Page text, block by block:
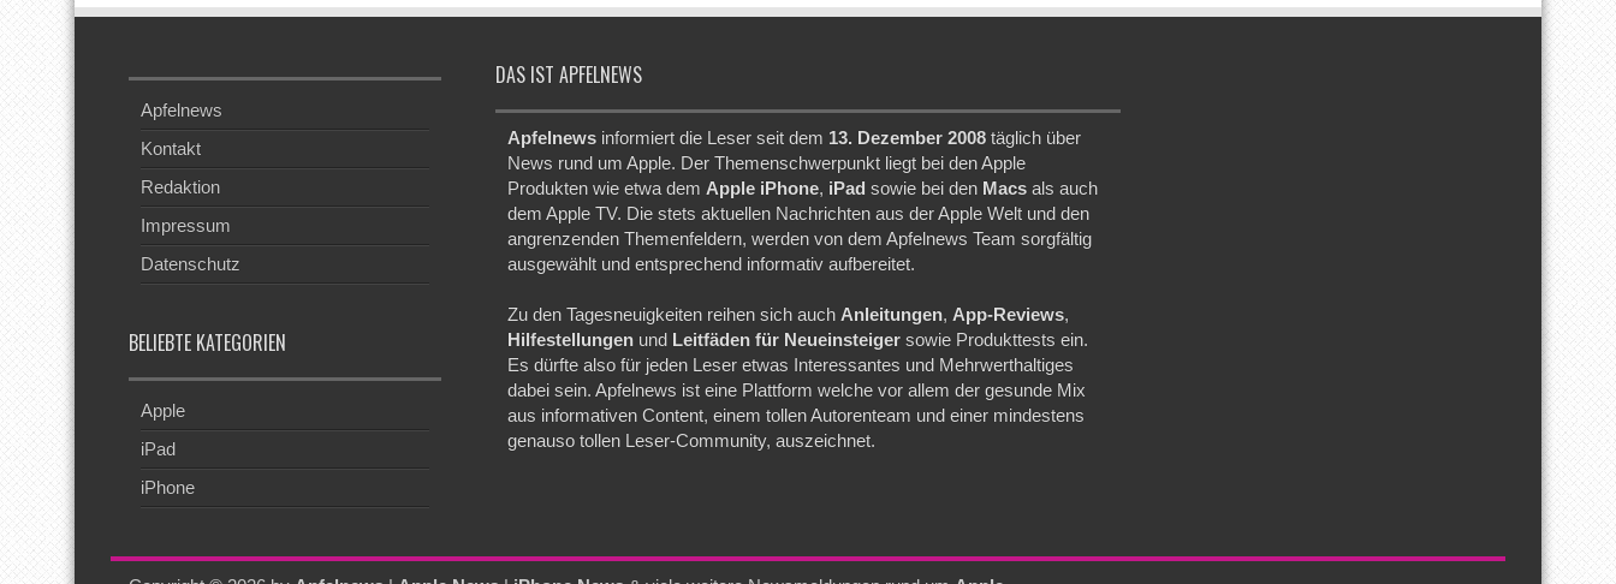
Apfelnews
Kontakt
Redaktion
Impressum
Datenschutz
BELIEBTE KATEGORIEN
Apple
iPad
iPhone
DAS IST APFELNEWS
Apfelnews informiert die Leser seit dem 13. Dezember 2008 täglich über
News rund um Apple. Der Themenschwerpunkt liegt bei den Apple
Produkten wie etwa demApple iPhone, iPad sowie bei den Macs als auch
dem Apple TV. Die stets aktuellen Nachrichten aus der Apple Welt und den
angrenzenden Themenfeldern, werden von dem Apfelnews Team sorgfältig
ausgewählt und entsprechend informativ aufbereitet.
Zu den Tagesneuigkeiten reihen sich auchAnleitungen,App-Reviews,
Hilfestellungen und Leitfäden für Neueinsteiger sowie Produkttests ein.
Es dürfte also für jeden Leser etwas Interessantes und Mehrwerthaltiges
dabei sein. Apfelnews ist eine Plattform welche vor allem der gesunde Mix
aus informativen Content, einem tollen Autorenteam und einer mindestens
genauso tollen Leser-Community, auszeichnet.